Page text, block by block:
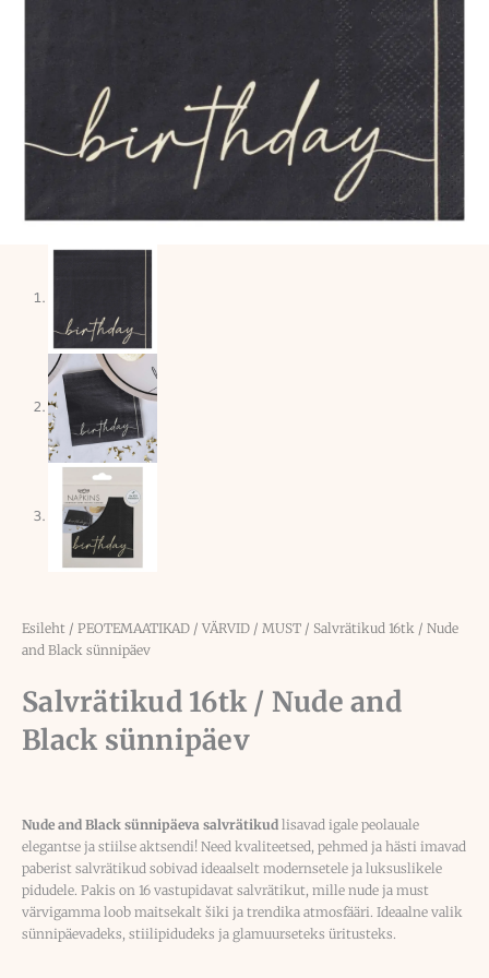
Esileht / PEOTEMAATIKAD / VÄRVID / MUST / Salvrätikud 16tk / Nude
and Black sünnipäev
Salvrätikud 16tk / Nude and
Black sünnipäev
Nude and Black sünnipäeva salvrätikud lisavad igale peolauale
elegantse ja stiilse aktsendi! Need kvaliteetsed, pehmed ja hästi imavad
paberist salvrätikud sobivad ideaalselt modernsetele ja luksuslikele
pidudele. Pakis on 16 vastupidavat salvrätikut, mille nude ja must
värvigamma loob maitsekalt šiki ja trendika atmosfääri. Ideaalne valik
sünnipäevadeks, stiilipidudeks ja glamuurseteks üritusteks.